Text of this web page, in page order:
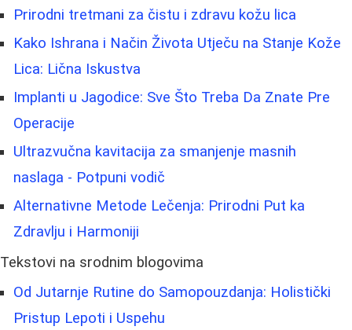
Prirodni tretmani za čistu i zdravu kožu lica
Kako Ishrana i Način Života Utječu na Stanje Kože
Lica: Lična Iskustva
Implanti u Jagodice: Sve Što Treba Da Znate Pre
Operacije
Ultrazvučna kavitacija za smanjenje masnih
naslaga - Potpuni vodič
Alternativne Metode Lečenja: Prirodni Put ka
Zdravlju i Harmoniji
Tekstovi na srodnim blogovima
Od Jutarnje Rutine do Samopouzdanja: Holistički
Pristup Lepoti i Uspehu